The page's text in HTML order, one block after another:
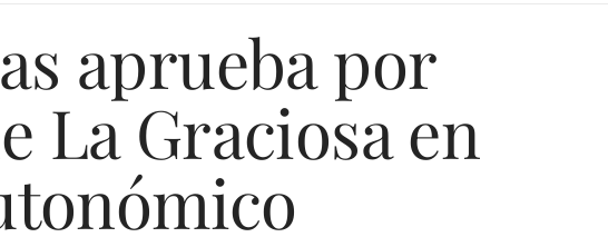
aprueba por
La Graciosa en